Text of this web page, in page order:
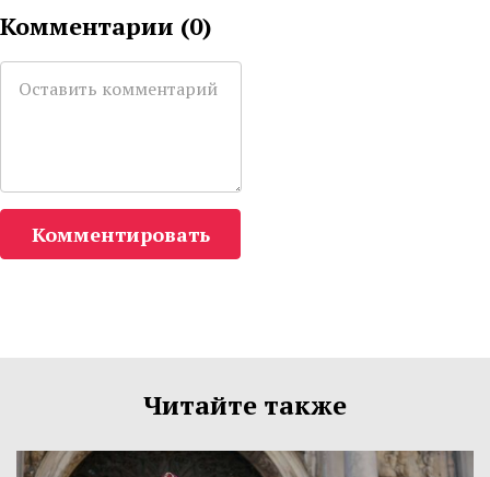
Комментарии (0)
Комментировать
Читайте также